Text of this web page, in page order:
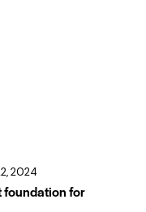
2024
foundation for